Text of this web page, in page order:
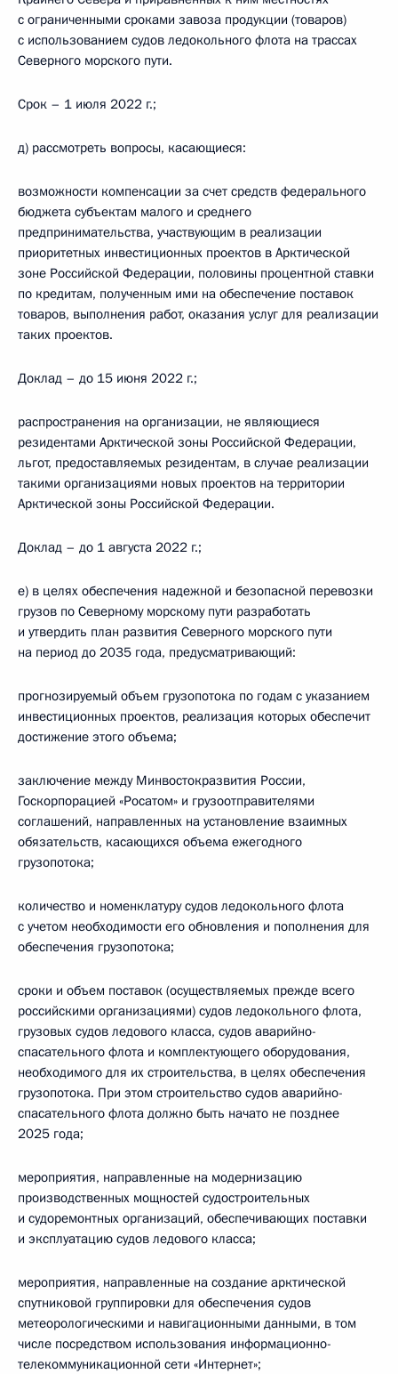
с ограниченными сроками завоза продукции (товаров)
с использованием судов ледокольного флота на трассах
Северного морского пути.
Срок – 1 июля 2022 г.;
д) рассмотреть вопросы, касающиеся:
возможности компенсации за счет средств федерального
бюджета субъектам малого и среднего
предпринимательства, участвующим в реализации
приоритетных инвестиционных проектов в Арктической
зоне Российской Федерации, половины процентной ставки
по кредитам, полученным ими на обеспечение поставок
товаров, выполнения работ, оказания услуг для реализации
таких проектов.
Доклад – до 15 июня 2022 г.;
распространения на организации, не являющиеся
резидентами Арктической зоны Российской Федерации,
льгот, предоставляемых резидентам, в случае реализации
такими организациями новых проектов на территории
Арктической зоны Российской Федерации.
Доклад – до 1 августа 2022 г.;
е) в целях обеспечения надежной и безопасной перевозки
грузов по Северному морскому пути разработать
и утвердить план развития Северного морского пути
на период до 2035 года, предусматривающий:
прогнозируемый объем грузопотока по годам с указанием
инвестиционных проектов, реализация которых обеспечит
достижение этого объема;
заключение между Минвостокразвития России,
Госкорпорацией «Росатом» и грузоотправителями
соглашений, направленных на установление взаимных
обязательств, касающихся объема ежегодного
грузопотока;
количество и номенклатуру судов ледокольного флота
с учетом необходимости его обновления и пополнения для
обеспечения грузопотока;
сроки и объем поставок (осуществляемых прежде всего
российскими организациями) судов ледокольного флота,
грузовых судов ледового класса, судов аварийно-
спасательного флота и комплектующего оборудования,
необходимого для их строительства, в целях обеспечения
грузопотока. При этом строительство судов аварийно-
спасательного флота должно быть начато не позднее
2025 года;
мероприятия, направленные на модернизацию
производственных мощностей судостроительных
и судоремонтных организаций, обеспечивающих поставки
и эксплуатацию судов ледового класса;
мероприятия, направленные на создание арктической
спутниковой группировки для обеспечения судов
метеорологическими и навигационными данными, в том
числе посредством использования информационно-
телекоммуникационной сети «Интернет»;